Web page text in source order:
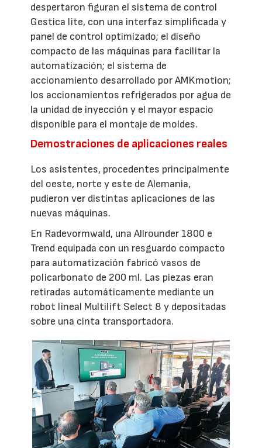
despertaron figuran el sistema de control
Gestica lite, con una interfaz simplificada y
panel de control optimizado; el diseño
compacto de las máquinas para facilitar la
automatización; el sistema de
accionamiento desarrollado por AMKmotion;
los accionamientos refrigerados por agua de
la unidad de inyección y el mayor espacio
disponible para el montaje de moldes.
Demostraciones de aplicaciones reales
Los asistentes, procedentes principalmente
del oeste, norte y este de Alemania,
pudieron ver distintas aplicaciones de las
nuevas máquinas.
En Radevormwald, una Allrounder 1800 e
Trend equipada con un resguardo compacto
para automatización fabricó vasos de
policarbonato de 200 ml. Las piezas eran
retiradas automáticamente mediante un
robot lineal Multilift Select 8 y depositadas
sobre una cinta transportadora.